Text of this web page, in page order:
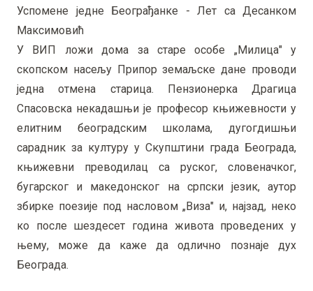
Успомене једне Београђанке - Лет са Десанком
Максимовић
У ВИП ложи дома за старе особе „Милица" у
скопском насељу Припор земаљске дане проводи
једна отмена старица. Пензионерка Драгица
Спасовска некадашњи је професор књижевности у
елитним београдским школама, дугогдишњи
сарадник за културу у Скупштини града Београда,
књижевни преводилац са руског, словеначког,
бугарског и македонског на српски језик, аутор
збирке поезије под насловом „Виза" и, најзад, неко
ко после шездесет година живота проведених у
њему, може да каже да одлично познаје дух
Београда.